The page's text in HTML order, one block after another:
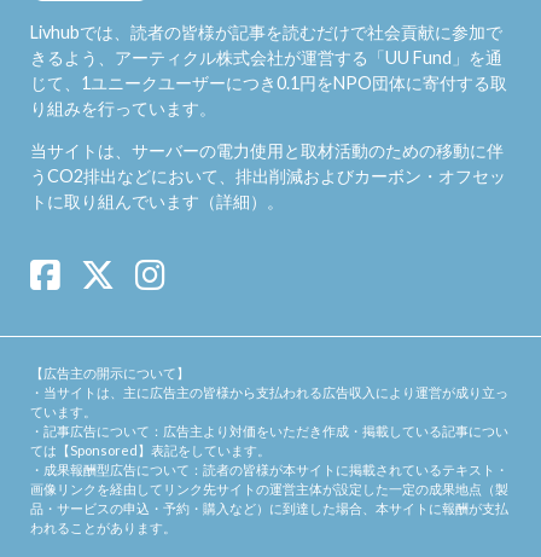
Livhubでは、読者の皆様が記事を読むだけで社会貢献に参加で
きるよう、アーティクル株式会社が運営する「UU Fund 」を通
じて、1ユニークユーザーにつき0.1円をNPO団体に寄付する取
り組みを行っています。
当サイトは、サーバーの電力使用と取材活動のための移動に伴
うCO2排出などにおいて、排出削減およびカーボン・オフセッ
トに取り組んでいます（詳細）。
【広告主の開示について】
・当サイトは、主に広告主の皆様から支払われる広告収入により運営が成り立っ
ています。
・記事広告について：広告主より対価をいただき作成・掲載している記事につい
ては【Sponsored】表記をしています。
・成果報酬型広告について：読者の皆様が本サイトに掲載されているテキスト・
画像リンクを経由してリンク先サイトの運営主体が設定した一定の成果地点（製
品・サービスの申込・予約・購入など）に到達した場合、本サイトに報酬が支払
われることがあります。